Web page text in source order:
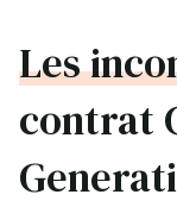
Les
contrat